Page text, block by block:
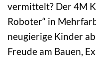
vermittelt? Der 4M
Roboter“ in
neugierige Kinder
Freude am Bauen,